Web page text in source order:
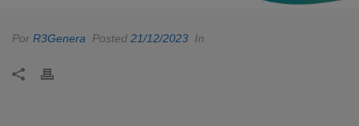
Por R3Genera Posted 21/12/2023 In